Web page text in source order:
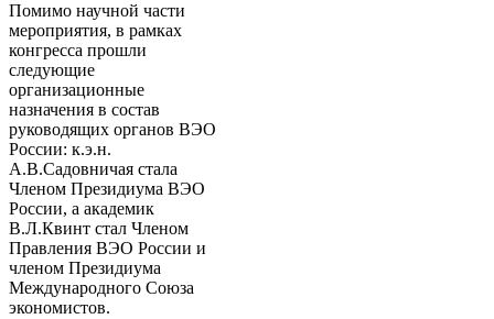
Помимо научной части
мероприятия, в рамках
конгресса прошли
следующие
организационные
назначения в состав
руководящих органов ВЭО
России: к.э.н.
А.В.Садовничая стала
Членом Президиума ВЭО
России, а академик
В.Л.Квинт стал Членом
Правления ВЭО России и
членом Президиума
Международного Союза
экономистов.